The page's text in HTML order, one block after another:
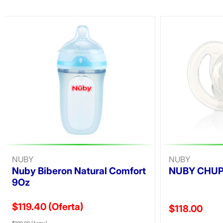
NUBY
Nuby Biberon Natural Comfort
9Oz
$119.40 (Oferta)
NUBY
NUBY
Precio
$118.00